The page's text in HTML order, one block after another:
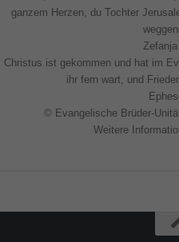
ganzem Herzen, du Tochter
Christus ist gekommen und hat im
ihr fern wart, und
© Evangelische Brüder-
Weitere